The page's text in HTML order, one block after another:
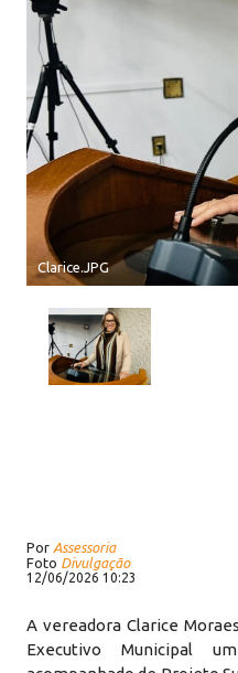
Clarice.JPG
Por Assessoria
Foto Divulgação
12/06/2026 10:23
A vereadora Clarice
Executivo Municipal